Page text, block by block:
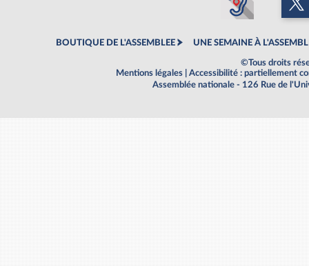
BOUTIQUE DE L'ASSEMBLEE UNE SEMAINE À
©Tous droits
Mentions légales
Accessibilité : partiellement
Assemblée nationale - 126 Rue de